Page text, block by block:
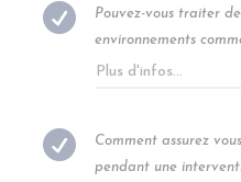

Pouvez-vous traiter
environnements
Plus d'infos...

Comment assurez
pendant une